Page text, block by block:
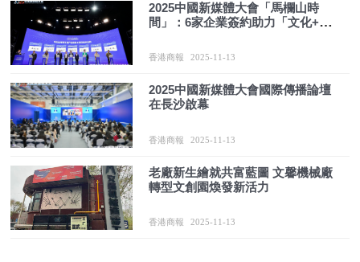
2025中國新媒體大會「馬欄山時
間」：6家企業簽約助力「文化+科
香港商報 2025-11-13
2025中國新媒體大會國際傳播論壇
在長沙啟幕
香港商報 2025-11-13
老廠新生繪就共富藍圖 文馨機械廠
轉型文創園煥發新活力
香港商報 2025-11-13